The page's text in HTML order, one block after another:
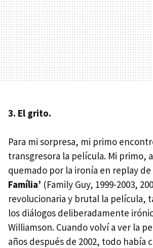
3. El grito.
Para mi sorpresa, mi primo
transgresora la película. Mi primo,
quemado por la ironía en replay de
Família’ (Family Guy, 1999-2003,
revolucionaria y brutal la película,
los diálogos deliberadamente
Williamson. Cuando volví a ver la
años después de 2002, todo había